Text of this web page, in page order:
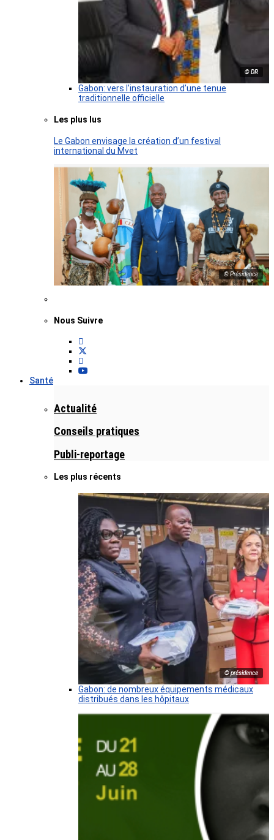
© DR
Gabon: vers l’instauration d’une tenue
traditionnelle officielle
Les plus lus
Le Gabon envisage la création d’un festival
international du Mvet
© Présidence
Nous Suivre
Santé
Actualité
Conseils pratiques
Publi-reportage
Les plus récents
© présidence
Gabon: de nombreux équipements médicaux
distribués dans les hôpitaux